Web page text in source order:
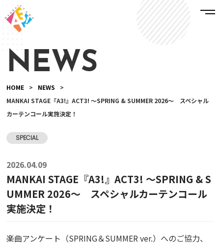
NEWS
HOME > NEWS
>
MANKAI STAGE『A3!』ACT3! ～SPRING & SUMMER 2026～ スペシャル
カーテンコール実施決定！
SPECIAL
2026.04.09
MANKAI STAGE『A3!』ACT3! ～SPRING & S
UMMER 2026～ スペシャルカーテンコール
実施決定！
楽曲アンケート（SPRING＆SUMMER ver.）へのご協力、